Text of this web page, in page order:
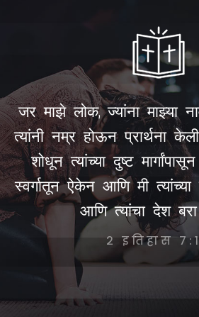
जर माझे लोक, ज्यांना माझ्या
त्यांनी नम्र होऊन प्रार्थना
शोधून त्यांच्या दुष्ट
स्वर्गातून ऐकेन आणि मी त्यांच्या
आणि त्यांचा देश
२ इतिहास